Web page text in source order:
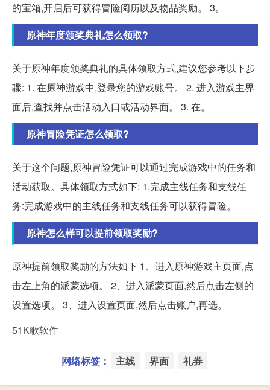
的宝箱,开启后可获得冒险阅历以及物品奖励。 3。
原神年度颁奖典礼怎么领取?
关于原神年度颁奖典礼的具体领取方式,建议您参考以下步
骤: 1. 在原神游戏中,登录您的游戏账号。 2. 进入游戏主界
面后,查找并点击活动入口或活动界面。 3. 在。
原神冒险凭证怎么领取?
关于这个问题,原神冒险凭证可以通过完成游戏中的任务和
活动获取。具体领取方式如下: 1.完成主线任务和支线任
务:完成游戏中的主线任务和支线任务可以获得冒险。
原神怎么样可以提前领取奖励?
原神提前领取奖励的方法如下 1、进入原神游戏主页面,点
击左上角的派蒙选项。 2、进入派蒙页面,然后点击左侧的
设置选项。 3、进入设置页面,然后点击账户,再选。
51K歌软件
网络标签： 主线 界面 礼券